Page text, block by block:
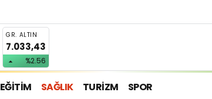
GR. ALTIN
7.033,43
%2.56
EĞİTİM SAĞLIK TURİZM SPOR